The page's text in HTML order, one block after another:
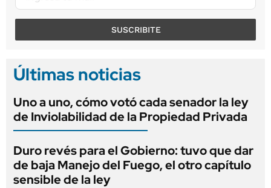
SUSCRIBITE
Últimas noticias
Uno a uno, cómo votó cada senador la ley
de Inviolabilidad de la Propiedad Privada
Duro revés para el Gobierno: tuvo que dar
de baja Manejo del Fuego, el otro capítulo
sensible de la ley